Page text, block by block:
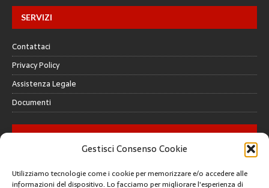
Gestisci Consenso Cookie
Utilizziamo tecnologie come i cookie per memorizzare e/o accedere alle
informazioni del dispositivo. Lo facciamo per migliorare l'esperienza di
SERVIZI
Contattaci
Privacy Policy
Assistenza Legale
Documenti
GALLERY